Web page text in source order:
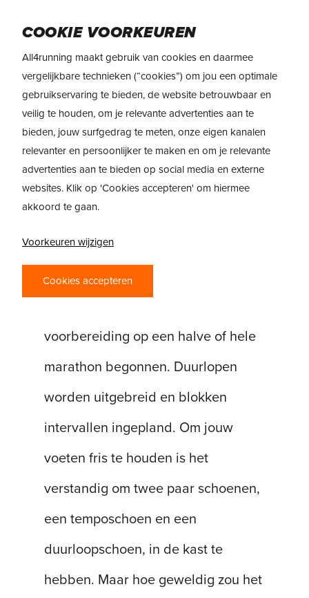
REVIEW: HOKA
MACH 5
doorAll4running 19 juli 2022
voorbereiding op een halve of hele
marathon begonnen. Duurlopen
worden uitgebreid en blokken
intervallen ingepland. Om jouw
voeten fris te houden is het
verstandig om twee paar schoenen,
een temposchoen en een
duurloopschoen, in de kast te
hebben. Maar hoe geweldig zou het
COOKIE VOORKEUREN
All4running maakt gebruik van cookies en daarmee
vergelijkbare technieken (“cookies”) om jou een optimale
gebruikservaring te bieden, de website betrouwbaar en
veilig te houden, om je relevante advertenties aan te
bieden, jouw surfgedrag te meten, onze eigen kanalen
relevanter en persoonlijker te maken en om je relevante
advertenties aan te bieden op social media en externe
websites. Klik op 'Cookies accepteren' om hiermee
akkoord te gaan.
Voorkeuren wijzigen
Cookies accepteren